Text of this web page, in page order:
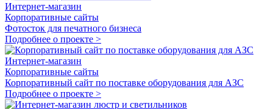
Интернет-магазин
Корпоративные сайты
Фотосток для печатного бизнеса
Подробнее о проекте >
Интернет-магазин
Корпоративные сайты
Корпоративный сайт по поставке оборудования для АЗС
Подробнее о проекте >